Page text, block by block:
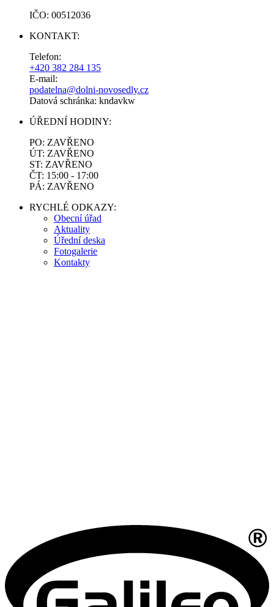
IČO: 00512036
KONTAKT:
Telefon:
+420 382 284 135
E-mail:
podatelna@dolni-novosedly.cz
Datová schránka: kndavkw
ÚŘEDNÍ HODINY:
PO: ZAVŘENO
ÚT: ZAVŘENO
ST: ZAVŘENO
ČT: 15:00 - 17:00
PÁ: ZAVŘENO
RYCHLÉ ODKAZY:
Obecní úřad
Aktuality
Úřední deska
Fotogalerie
Kontakty